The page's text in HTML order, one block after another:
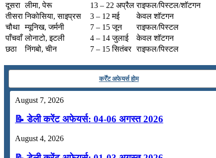
दूसरा लीमा, पेरू 13 – 22 अप्रैल राइफल/पिस्टल/शॉटगन
तीसरा निकोसिया, साइप्रस 3 – 12 मई
केवल शॉटगन
चौथा म्यूनिख, जर्मनी 7 – 15 जून
राइफल/पिस्टल
पाँचवाँ लोनाटो, इटली 4 – 14 जुलाई
केवल शॉटगन
छठा
निंगबो, चीन 7 – 15 सितंबर राइफल/पिस्टल
कर्रेंट अफेयर्स होम
August 7, 2026
📝 डेली करेंट अफेयर्स: 04-06 अगस्त 2026
August 4, 2026